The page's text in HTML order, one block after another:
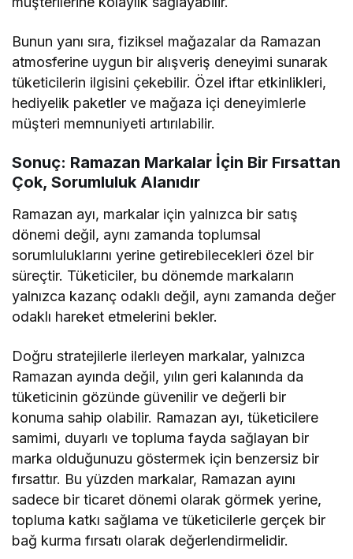
Bunun yanı sıra, fiziksel mağazalar da Ramazan
atmosferine uygun bir alışveriş deneyimi sunarak
tüketicilerin ilgisini çekebilir. Özel iftar etkinlikleri,
hediyelik paketler ve mağaza içi deneyimlerle
müşteri memnuniyeti artırılabilir.
Sonuç: Ramazan Markalar İçin Bir Fırsattan
Çok, Sorumluluk Alanıdır
Ramazan ayı, markalar için yalnızca bir satış
dönemi değil, aynı zamanda toplumsal
sorumluluklarını yerine getirebilecekleri özel bir
süreçtir. Tüketiciler, bu dönemde markaların
yalnızca kazanç odaklı değil, aynı zamanda değer
odaklı hareket etmelerini bekler.
Doğru stratejilerle ilerleyen markalar, yalnızca
Ramazan ayında değil, yılın geri kalanında da
tüketicinin gözünde güvenilir ve değerli bir
konuma sahip olabilir. Ramazan ayı, tüketicilere
samimi, duyarlı ve topluma fayda sağlayan bir
marka olduğunuzu göstermek için benzersiz bir
fırsattır. Bu yüzden markalar, Ramazan ayını
sadece bir ticaret dönemi olarak görmek yerine,
topluma katkı sağlama ve tüketicilerle gerçek bir
bağ kurma fırsatı olarak değerlendirmelidir.